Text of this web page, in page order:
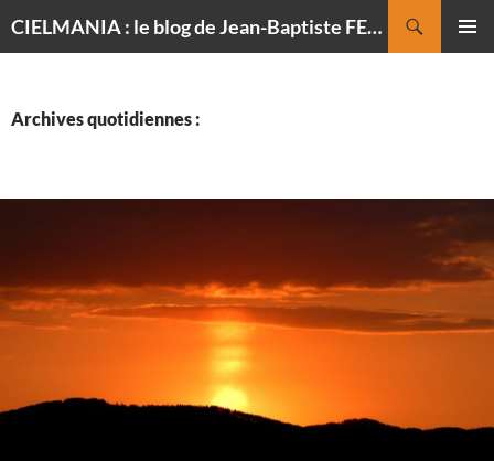
CIELMANIA : le blog de Jean-Baptiste FELDMANN, photographe du ciel
Archives quotidiennes :